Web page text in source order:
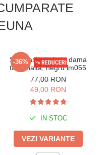
-36%
Slip clasic de baie dama
talie inalta, negru lm055
77,00 RON
49,00 RON
IN STOC
VEZI VARIANTE